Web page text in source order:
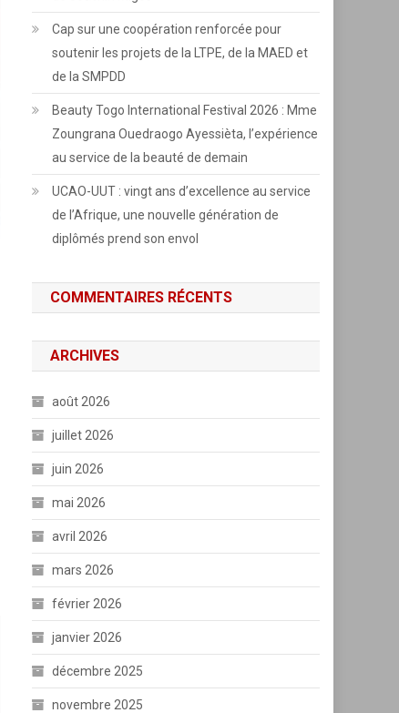
Cap sur une coopération renforcée pour
soutenir les projets de la LTPE, de la MAED et
de la SMPDD
Beauty Togo International Festival 2026 : Mme
Zoungrana Ouedraogo Ayessièta, l’expérience
au service de la beauté de demain
UCAO-UUT : vingt ans d’excellence au service
de l’Afrique, une nouvelle génération de
diplômés prend son envol
COMMENTAIRES RÉCENTS
ARCHIVES
août 2026
juillet 2026
juin 2026
mai 2026
avril 2026
mars 2026
février 2026
janvier 2026
décembre 2025
novembre 2025